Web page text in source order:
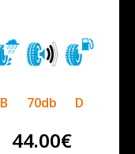
B 70db D
44.00€